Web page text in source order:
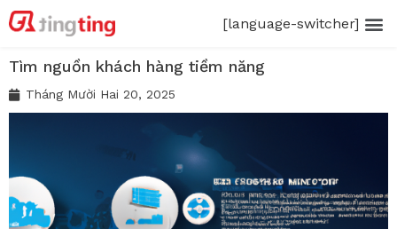
[language-switcher]
Tìm nguồn khách hàng tiềm năng
Tháng Mười Hai 20, 2025